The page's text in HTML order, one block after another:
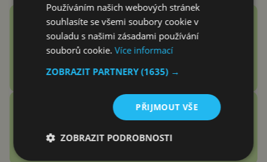
Google Fitbit Air recenze:
Náramek bez displeje je přesně
to zařízení, které jsem
Vention Echo Lite E11 Pro
recenze: jsou sluchátka za 3
stovky zlatý grál nebo podfuk?
Používáním našich webových stránek
souhlasíte se všemi soubory cookie v
souladu s našimi zásadami používání
souborů cookie.Více informací
ZOBRAZIT PARTNERY(1635) →
PŘIJMOUT VŠE
ZOBRAZIT PODROBNOSTI